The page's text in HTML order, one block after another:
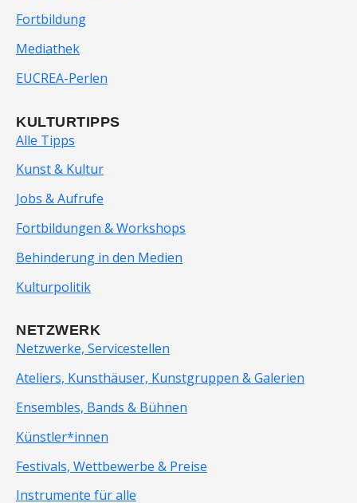
Fortbildung
Mediathek
EUCREA-Perlen
KULTURTIPPS
Alle Tipps
Kunst & Kultur
Jobs & Aufrufe
Fortbildungen & Workshops
Behinderung in den Medien
Kulturpolitik
NETZWERK
Netzwerke, Servicestellen
Ateliers, Kunsthäuser, Kunstgruppen & Galerien
Ensembles, Bands & Bühnen
Künstler*innen
Festivals, Wettbewerbe & Preise
Instrumente für alle